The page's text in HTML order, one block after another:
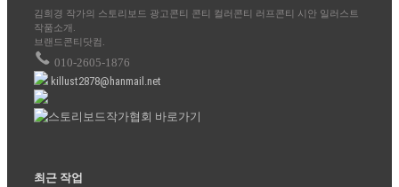
김희경 작가의 스토리보드 광고콘티 콘티 컬러콘티 러프콘티 시안 일러스트
작품소개.
브랜드콘티닷컴.
010-2605-1876
killust2878@hanmail.net
최근 작업